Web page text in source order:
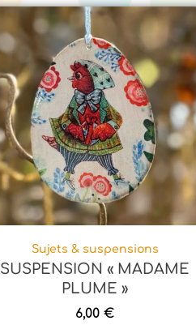
Sujets & suspensions
SUSPENSION « MADAME
PLUME »
6,00 €